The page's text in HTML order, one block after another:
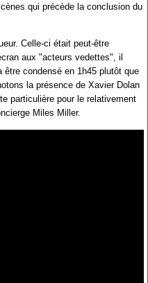
qui précède la conclusion du
Celle-ci était peut-être
aux "acteurs vedettes", il
être condensé en 1h45 plutôt que
la présence de Xavier Dolan
particulière pour le relativement
Miles Miller.